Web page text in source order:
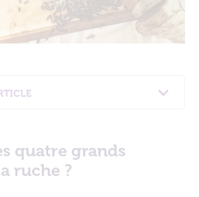
à quoi ressemble la propolis ?
abeilles récoltent la propolis ?
quatre grands
ruche ?